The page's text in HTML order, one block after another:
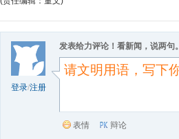
登录/注册
发表给力评论！看新闻，说两句。
表情 辩论